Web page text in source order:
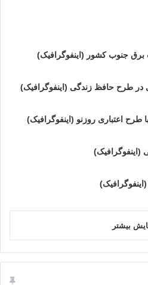
جنوب کشور (اینفوگرافیک)
در طرح حافظ زندگی (اینفوگرافیک)
طرح اعتباری روزنو (اینفوگرافیک)
بیشتر